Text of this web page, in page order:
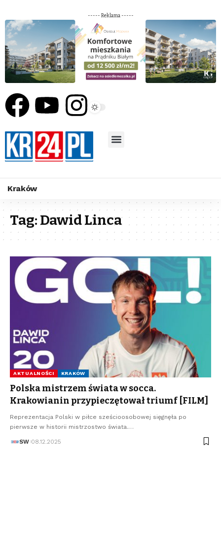
----- Reklama -----
Kraków
Tag:Dawid Linca
AKTUALNOŚCI KRAKÓW
Polska mistrzem świata w socca.
Krakowianin przypieczętował triumf [FILM]
Reprezentacja Polski w piłce sześcioosobowej sięgnęła po
pierwsze w historii mistrzostwo świata.…
SW 08.12.2025